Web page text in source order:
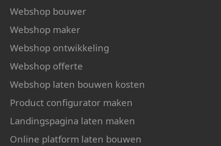
Webshop bouwer
Webshop maker
Webshop ontwikkeling
Webshop offerte
Webshop laten bouwen kosten
Product configurator maken
Landingspagina laten maken
Online platform laten bouwen